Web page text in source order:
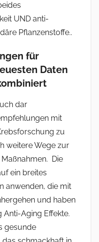
UND anti-
Pflanzenstoffe..
für
Daten
dar
mit
zu
weitere Wege zur
Die
ein breites
anwenden, die mit
und haben
Aging Effekte.
gesunde